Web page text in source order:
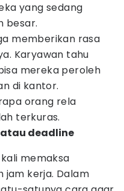
yang sedang
besar.
memberikan rasa
Karyawan tahu
mereka peroleh
di kantor.
orang rela
terkuras.
deadline
memaksa
jam kerja. Dalam